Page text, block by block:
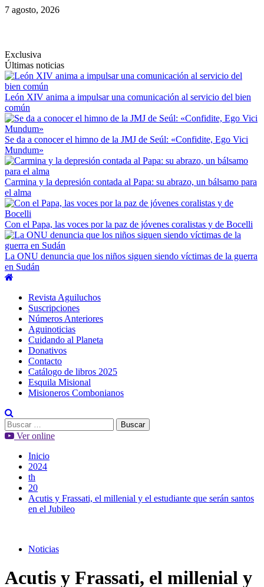
Saltar
7 agosto, 2026
Exclusiva
Últimas noticias
León XIV anima a impulsar una comunicación al servicio del bien
común
Se da a conocer el himno de la JMJ de Seúl: «Confidite, Ego Vici
Mundum»
Carmina y la depresión contada al Papa: su abrazo, un bálsamo para
el alma
Con el Papa, las voces por la paz de jóvenes coralistas y de Bocelli
La ONU denuncia que los niños siguen siendo víctimas de la guerra
en Sudán
Revista Aguiluchos
Suscripciones
Números Anteriores
Aguinoticias
Cuidando al Planeta
Donativos
Contacto
Catálogo de libros 2025
Esquila Misional
Misioneros Combonianos
Buscar:
Ver online
Inicio
2024
th
20
Acutis y Frassati, el millenial y el estudiante que serán santos
en el Jubileo
Noticias
Acutis y Frassati, el millenial y